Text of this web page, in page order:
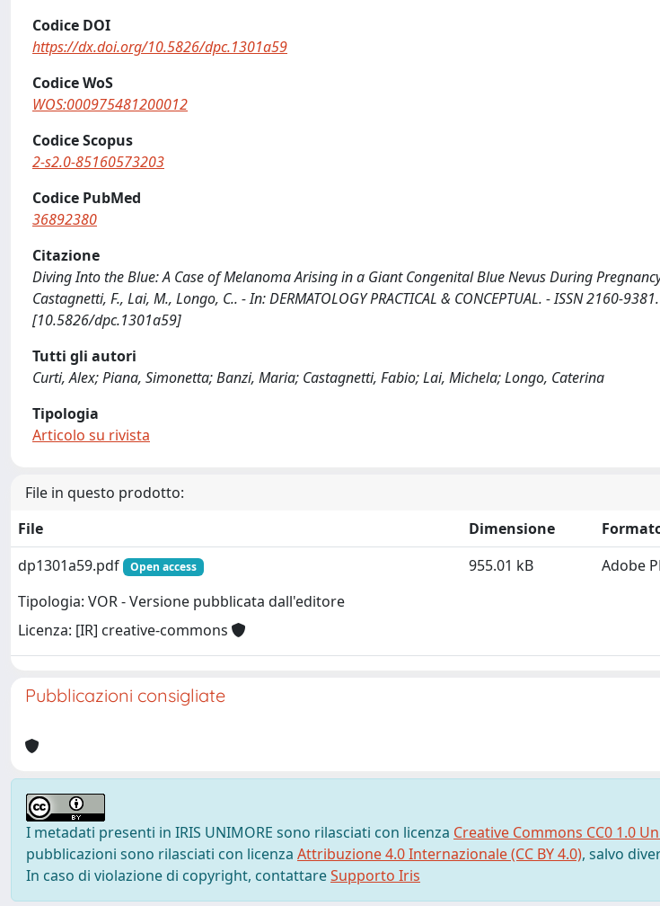
Codice DOI
https://dx.doi.org/10.5826/dpc.1301a59
Codice WoS
WOS:000975481200012
Codice Scopus
2-s2.0-85160573203
Codice PubMed
36892380
Citazione
Diving Into the Blue: A Case of Melanoma Arising in a Giant Congenital Blue Nevus During
Castagnetti, F., Lai, M., Longo, C.. - In: DERMATOLOGY PRACTICAL & CONCEPTUAL. - ISSN 2160-
[10.5826/dpc.1301a59]
Tutti gli autori
Curti, Alex; Piana, Simonetta; Banzi, Maria; Castagnetti, Fabio; Lai, Michela; Longo, Caterina
Tipologia
Articolo su rivista
File in questo prodotto:
File
Dimensione
dp1301a59.pdf
Open access
Tipologia: VOR - Versione pubblicata dall'editore
Licenza: [IR] creative-commons
955.01 kB Adobe
Pubblicazioni consigliate
I metadati presenti in IRIS UNIMORE sono rilasciati con licenza Creative Commons CC0 1.0
pubblicazioni sono rilasciati con licenza Attribuzione 4.0 Internazionale (CC BY 4.0), salvo
In caso di violazione di copyright, contattareSupporto Iris